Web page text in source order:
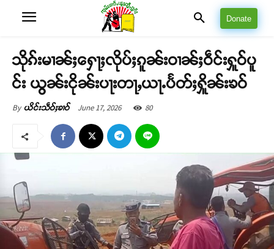
Donate
သိုၵ်းမၢၼ်ႈႁေႃႈလိုပ်ႈၵူၼ်းဝၢၼ်ႈဝဵင်းႁူဝ်ပူ
င်း ယွၼ်းငိုၼ်းပႃးတႃႇယႃႉပႅတ်ႈႁိူၼ်းၶဝ်
By ယိင်းသဵဝ်ႈၶၢဝ် June 17, 2026 80